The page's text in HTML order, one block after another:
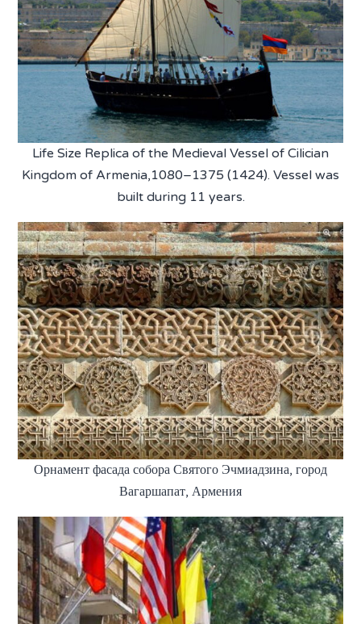
Life Size Replica of the Medieval Vessel of Cilician
Kingdom of Armenia,1080–1375 (1424). Vessel was
built during 11 years.
Орнамент фасада собора Святого Эчмиадзина, город
Вагаршапат, Армения